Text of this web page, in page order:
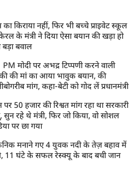
में लगी आग, युवक की जिंदा जलकर
किराया नहीं, फिर भी बच्चे प्राइवेट स्कूल
के मंत्री ने दिया ऐसा बयान की खड़ा हो
बड़ा बवाल
PM मोदी पर अभद्र टिप्पणी करने वाली
की मां का आया भावुक बयान, की
मांग, कहा-बेटी को गोद लें प्रधानमंत्री
पर 50 हजार की रिश्वत मांग रहा था सरकारी
सुन रहे थे मंत्री, फिर जो किया, वो सोशल
पर छा गया
मनाने गए 4 युवक नदी के तेज़ बहाव में
11 घंटे के सफल रेस्क्यू के बाद बची जान